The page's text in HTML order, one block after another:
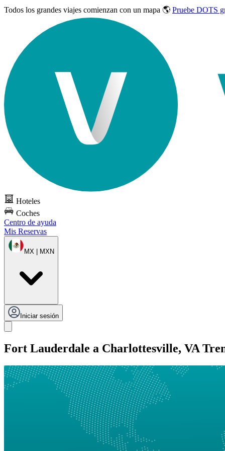
Todos los grandes viajes comienzan con un mapa 🌎 Pruebe DOTS
Hoteles
Coches
Centro de ayuda
Mis Reservas
MX | MXN
Iniciar sesión
Fort Lauderdale a Charlottesville, VA